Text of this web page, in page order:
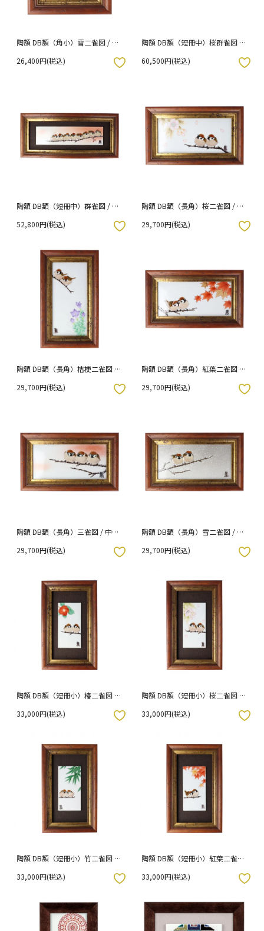
陶額 DB額（角小）雪二雀図 / 中
26,400円(税込)
陶額 DB額（短冊中）桜群雀図 /
60,500円(税込)
お気に入りボタン
陶額 DB額（短冊中）群雀図 / 中
52,800円(税込)
陶額 DB額（長角）桜二雀図 / 中
29,700円(税込)
お気に入りボタン
陶額 DB額（長角）桔梗二雀図 /
29,700円(税込)
陶額 DB額（長角）紅葉二雀図 /
29,700円(税込)
お気に入りボタン
陶額 DB額（長角）三雀図 / 中村
29,700円(税込)
陶額 DB額（長角）雪二雀図 / 中
29,700円(税込)
お気に入りボタン
陶額 DB額（短冊小）椿二雀図 /
33,000円(税込)
陶額 DB額（短冊小）桜二雀図 /
33,000円(税込)
お気に入りボタン
陶額 DB額（短冊小）竹二雀図 /
33,000円(税込)
陶額 DB額（短冊小）紅葉二雀図
33,000円(税込)
お気に入りボタン